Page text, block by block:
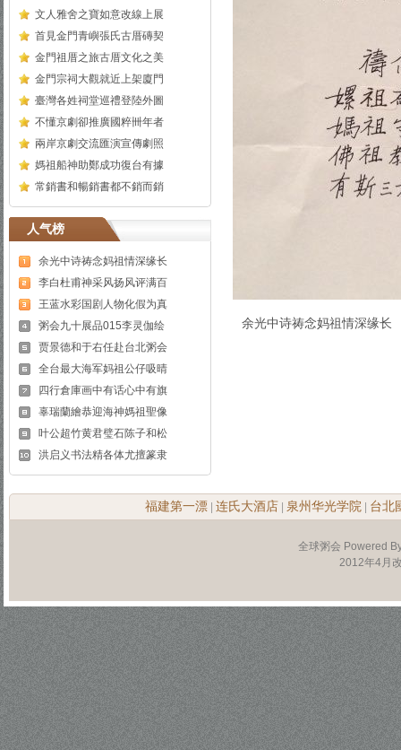
文人雅舍之寶如意改線上展
首見金門青嶼張氏古厝磚契
金門祖厝之旅古厝文化之美
金門宗祠大觀就近上架廈門
臺灣各姓祠堂巡禮登陸外圖
不懂京劇卻推廣國粹卌年者
兩岸京劇交流匯演宣傳劇照
媽祖船神助鄭成功復台有據
常銷書和暢銷書都不銷而銷
人气榜
余光中诗祷念妈祖情深缘长
李白杜甫神采风扬风评满百
王蓝水彩国剧人物化假为真
粥会九十展品015李灵伽绘
贾景德和于右任赴台北粥会
全台最大海军妈祖公仔吸晴
四行倉庫画中有话心中有旗
辜瑞蘭繪恭迎海神媽祖聖像
叶公超竹黄君璧石陈子和松
洪启义书法精各体尤擅篆隶
余光中诗祷念妈祖情深缘长
福建第一漂 连氏大酒店 泉州华光学院 台北
全球粥会 Powered
2012年4月